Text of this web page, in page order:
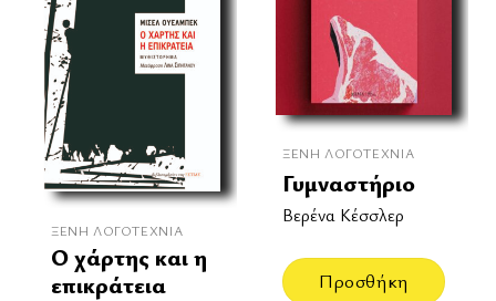
ΞΈΝΗ ΛΟΓΟΤΕΧΝΊΑ
Ο χάρτης και η
επικράτεια
ΞΈΝΗ ΛΟΓΟΤΕΧΝΊΑ
Γυμναστήριο
Βερένα Κέσσλερ
Προσθήκη